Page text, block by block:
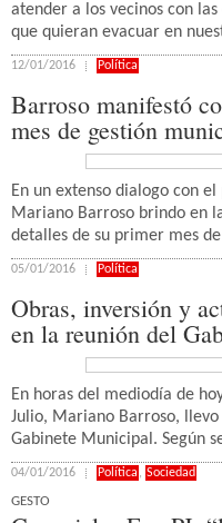
atender a los vecinos con
que quieran evacuar en
12/01/2016 Política
Barroso manifestó
mes de gestión
En un extenso dialogo con
Mariano Barroso brindo en
detalles de su primer mes
05/01/2016 Política
Obras, inversión y
en la reunión del
En horas del mediodía de
Julio, Mariano Barroso,
Gabinete Municipal. Según
04/01/2016 Política , Sociedad
GESTO